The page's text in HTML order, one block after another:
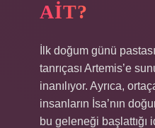
AIT?
İlk doğum günü
tanrıçası Artemis’e
inanılıyor. Ayrıca,
insanların İsa’nın
bu geleneği başlattığı